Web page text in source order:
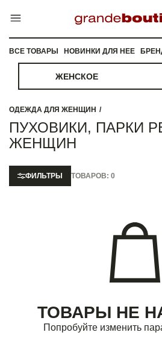
ВСЕ ТОВАРЫ НОВИНКИ ДЛЯ НЕЕ
ЖЕНСКОЕ
ОДЕЖДА ДЛЯ ЖЕНЩИН
ПУХОВИКИ, ПАРКИ
ЖЕНЩИН
ФИЛЬТРЫ ТОВАРОВ: 0
ТОВАРЫ НЕ
Попробуйте изменить